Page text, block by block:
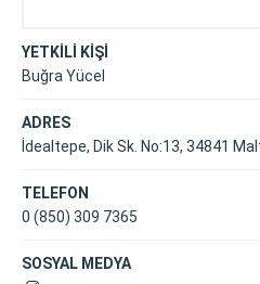
YETKİLİ KİŞİ
Buğra Yücel
ADRES
İdealtepe, Dik Sk. No:13, 34841
TELEFON
0 (850) 309 7365
SOSYAL MEDYA